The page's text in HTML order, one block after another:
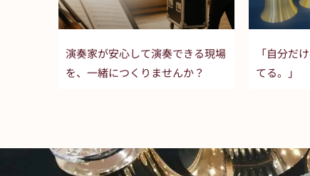
演奏家が安心して演奏できる現場
を、一緒につくりませんか？
「自分だ
てる。」